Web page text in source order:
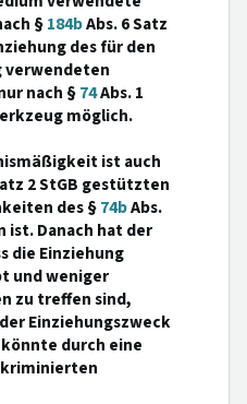
§184bAbs. 6 Satz
des für den
verwendeten
nach §74Abs. 1
möglich.
ist auch
2 StGB gestützten
des §74bAbs.
ist. Danach hat der
die Einziehung
und weniger
zu treffen sind,
Einziehungszweck
durch eine